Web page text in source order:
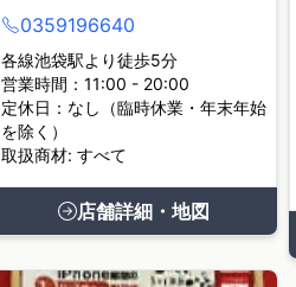
0359196640
各線池袋駅より徒歩5分
営業時間：11:00 - 20:00
定休日：なし（臨時休業・年末年始
を除く）
取扱商材: すべて
店舗詳細・地図